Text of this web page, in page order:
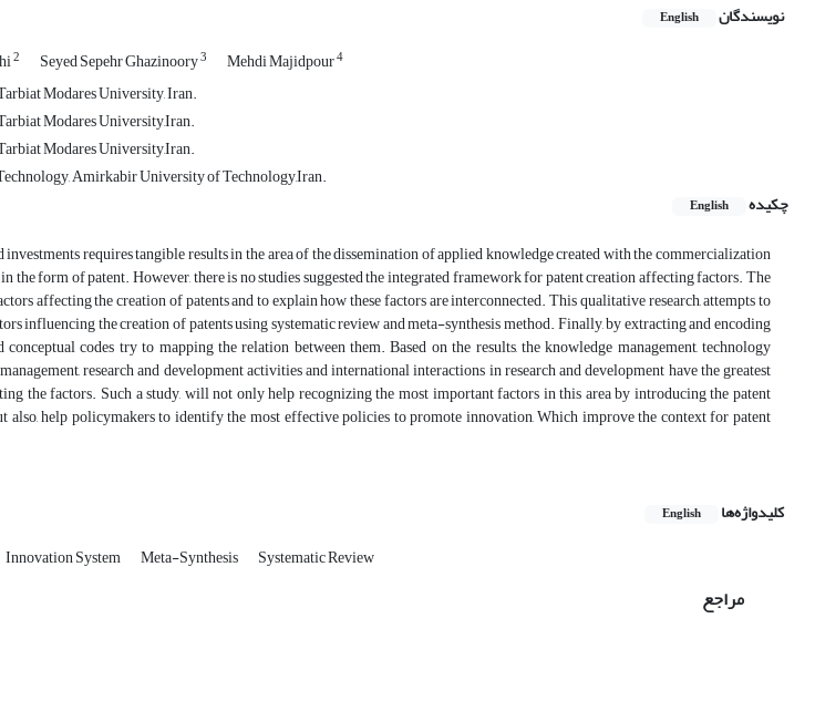
نویسندگان English
2 Seyed Sepehr Ghazinoory3 Mehdi Majidpour4
Modares University, Iran.
Modares University,Iran.
Modares University,Iran.
Amirkabir University of Technology,Iran.
چکیده
English
requires tangible results in the area of the dissemination of applied knowledge created with the commercialization
the form of patent. However, there is no studies suggested the integrated framework for patent creation affecting factors. The
affecting the creation of patents and to explain how these factors are interconnected. This qualitative research, attempts to
influencing the creation of patents using systematic review and meta-synthesis method. Finally, by extracting and encoding
codes try to mapping the relation between them. Based on the results, the knowledge management, technology
research and development activities and international interactions in research and development have the greatest
the factors. Such a study, will not only help recognizing the most important factors in this area by introducing the patent
also, help policymakers to identify the most effective policies to promote innovation, Which improve the context for patent
کلیدواژه‌ها English
Innovation System Meta-Synthesis Systematic Review
مراجع